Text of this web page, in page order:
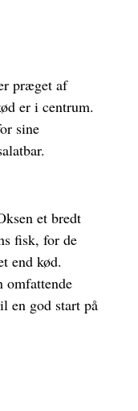
præget af
er i centrum.
sine
et bredt
fisk, for de
end kød.
omfattende
en god start på